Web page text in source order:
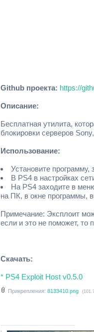
Github проекта: https://
Описание:
Бесплатная утилита,
блокировки серверов
Использование:
Установите программу,
В PS4 в настройках
На PS4 заходите в
на ПК, в окне программы,
Примечание: Эксплоит
если и это не поможет, то
Скачать:
* PS4 Exploit Host v0.5.0
Прикрепления: 8133410.png